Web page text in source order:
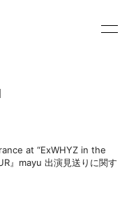
at “ExWHYZ in the
』mayu 出演見送りに関す